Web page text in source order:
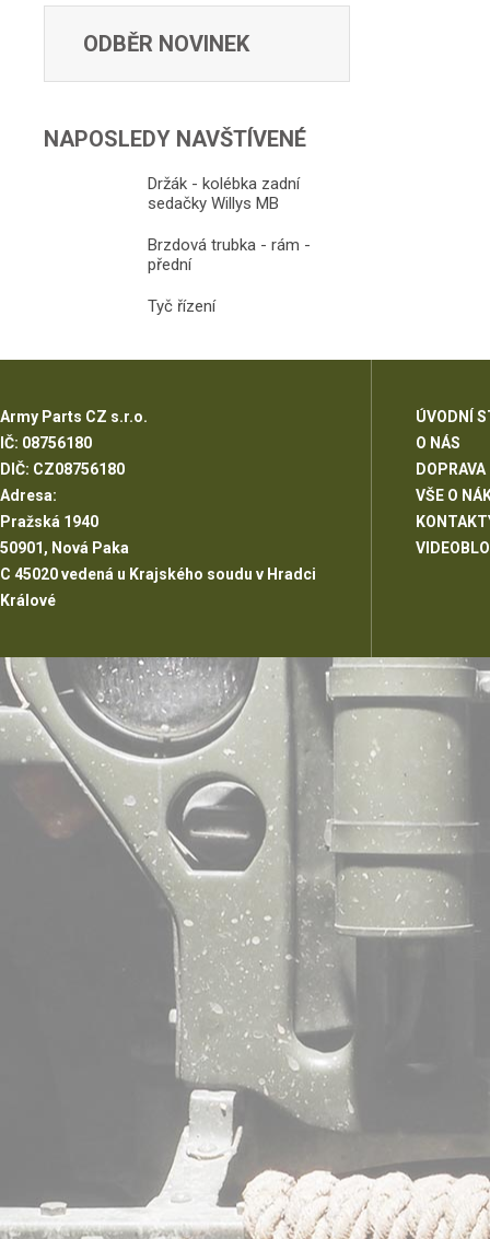
ODBĚR NOVINEK
NAPOSLEDY NAVŠTÍVENÉ
Držák - kolébka zadní
sedačky Willys MB
Brzdová trubka - rám -
přední
Tyč řízení
Army Parts CZ s.r.o.
IČ: 08756180
DIČ: CZ08756180
Adresa:
Pražská 1940
50901, Nová Paka
C 45020 vedená u Krajského soudu v Hradci
Králové
ÚVODNÍ
O NÁS
DOPRAVA
VŠE O